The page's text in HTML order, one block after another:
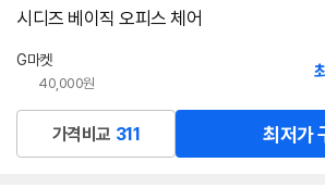
시디즈 베이직 오피스 체어
G마켓
40,000원
가격비교 311 최저가